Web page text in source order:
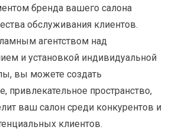
бренда вашего салона
обслуживания клиентов.
агентством над
и установкой индивидуальной
вы можете создать
привлекательное пространство,
ваш салон среди конкурентов и
клиентов.